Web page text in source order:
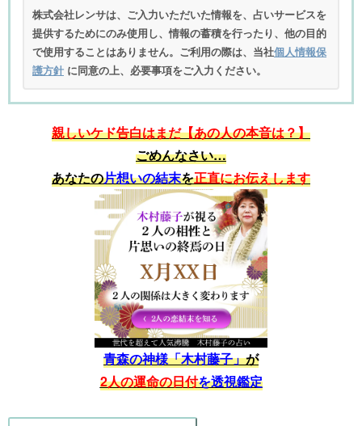
株式会社レンサは、ご入力いただいた情報を、占いサービスを
提供するためにのみ使用し、情報の蓄積を行ったり、他の目的
で使用することはありません。ご利用の際は、当社個人情報保
護方針 に同意の上、必要事項をご入力ください。
親しいケド告白はまだ【あの人の本音は？】
ごめんなさい…
あなたの片想いの結末を正直にお伝えします
青森の神様「木村藤子」が
2人の運命の日付を透視鑑定